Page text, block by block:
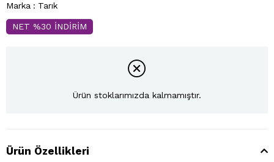
Marka : Tarık
NET %30 İNDİRİM
Ürün stoklarımızda kalmamıştır.
Ürün Özellikleri